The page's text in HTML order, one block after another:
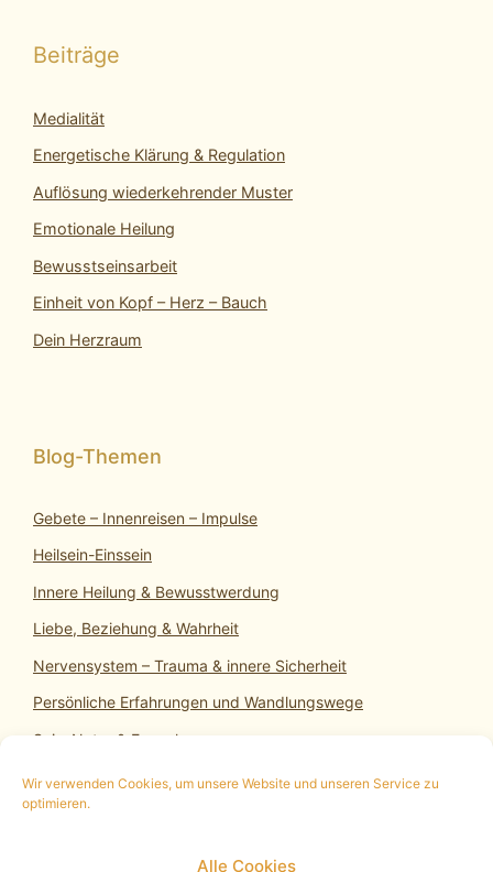
Wir verwenden Cookies, um unsere Website und unseren Service zu
optimieren.
Alle Cookies
Beiträge
Medialität
Energetische Klärung & Regulation
Auflösung wiederkehrender Muster
Emotionale Heilung
Bewusstseinsarbeit
Einheit von Kopf – Herz – Bauch
Dein Herzraum
Gebete – Innenreisen – Impulse
Heilsein-Einssein
Innere Heilung & Bewusstwerdung
Liebe, Beziehung & Wahrheit
Nervensystem – Trauma & innere Sicherheit
Persönliche Erfahrungen und Wandlungswege
SeinsNatur & Erwachen